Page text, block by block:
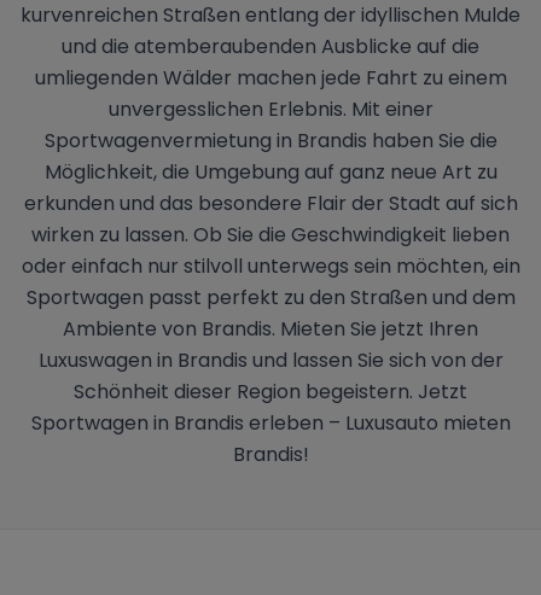
kurvenreichen Straßen entlang der idyllischen Mulde
und die atemberaubenden Ausblicke auf die
umliegenden Wälder machen jede Fahrt zu einem
unvergesslichen Erlebnis. Mit einer
Sportwagenvermietung in Brandis haben Sie die
Möglichkeit, die Umgebung auf ganz neue Art zu
erkunden und das besondere Flair der Stadt auf sich
wirken zu lassen. Ob Sie die Geschwindigkeit lieben
oder einfach nur stilvoll unterwegs sein möchten, ein
Sportwagen passt perfekt zu den Straßen und dem
Ambiente von Brandis. Mieten Sie jetzt Ihren
Luxuswagen in Brandis und lassen Sie sich von der
Schönheit dieser Region begeistern. Jetzt
Sportwagen in Brandis erleben – Luxusauto mieten
Brandis!